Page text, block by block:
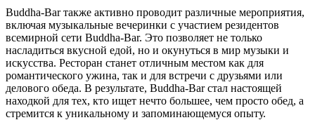
Buddha-Bar также активно проводит различные мероприятия,
включая музыкальные вечеринки с участием резидентов
всемирной сети Buddha-Bar. Это позволяет не только
насладиться вкусной едой, но и окунуться в мир музыки и
искусства. Ресторан станет отличным местом как для
романтического ужина, так и для встречи с друзьями или
делового обеда. В результате, Buddha-Bar стал настоящей
находкой для тех, кто ищет нечто большее, чем просто обед, а
стремится к уникальному и запоминающемуся опыту.